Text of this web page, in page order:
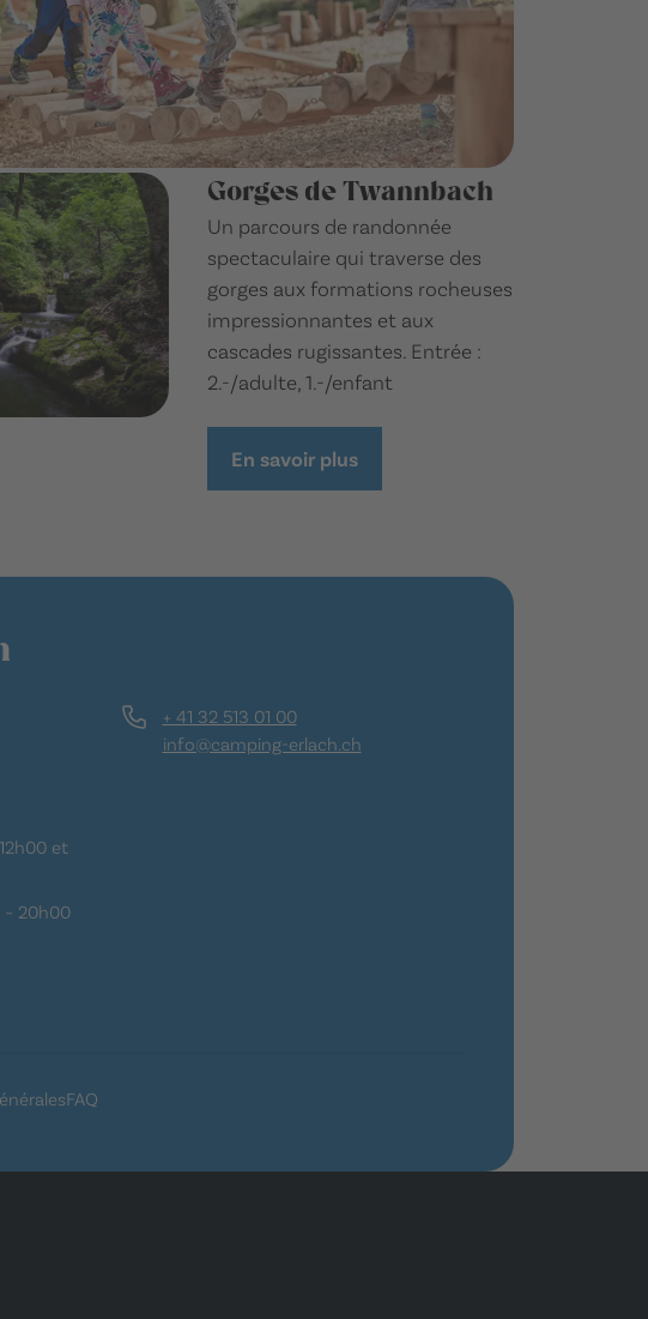
Gorges de Twannbach
Un parcours de randonnée
spectaculaire qui traverse des
gorges aux formations rocheuses
impressionnantes et aux
cascades rugissantes. Entrée :
2.-/adulte, 1.-/enfant
En savoir plus
+ 41 32 513 01 00
info@camping-erlach.ch
et
20h00
FAQ